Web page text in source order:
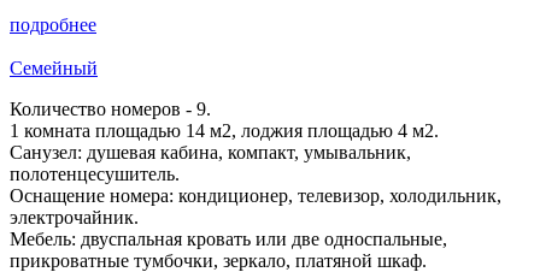
подробнее
Семейный
Количество номеров - 9.
1 комната площадью 14 м2, лоджия площадью 4 м2.
Санузел: душевая кабина, компакт, умывальник,
полотенцесушитель.
Оснащение номера: кондиционер, телевизор, холодильник,
электрочайник.
Мебель: двуспальная кровать или две односпальные,
прикроватные тумбочки, зеркало, платяной шкаф.